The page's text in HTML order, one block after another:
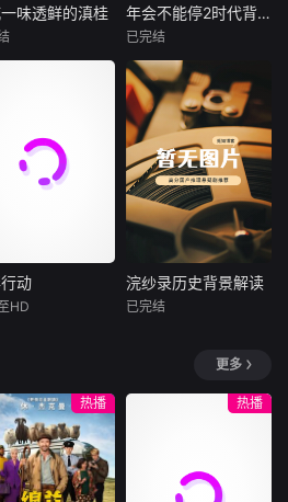
何发生的？这
录片利用最新
击证人”后，所遭遇
的种种出其不意的
折惊奇，反转不
断，是2018年度IM
Db评分最高的印度
影片。
一城一味透鲜的滇桂
介绍，深度聚焦
乡鲜味”，着力
掘滇桂美食背后
度切入，回归
本真与市井生
，聚焦一代代
守味匠人。他
守百年古法、
食材本心，对
业化速成模
味透鲜的滇桂 年会不能停2时代背景解读
节目以《年会不能
停2！》的职场故
事为切口，聚焦升
职、绩效、规则、
人际协作与劳动回
报五大议题，用轻
松幽默的表达拆解
大公司内部的权力
分配、评价机制和
生存逻辑。内容既
保留剧情的喜剧张
虑，让观众在共鸣
与会心一笑中，看
懂制度如何影响个
场判断。
年会不能停2时代背景解读
已完结
行动
动
HD
浣纱录历史背景解读
本付费节目非正
片，以赘婿接业、
香云纱工艺、贡品
业、古代赘婿制
浣纱录历史背景解读
已完结
更多
热播 热播